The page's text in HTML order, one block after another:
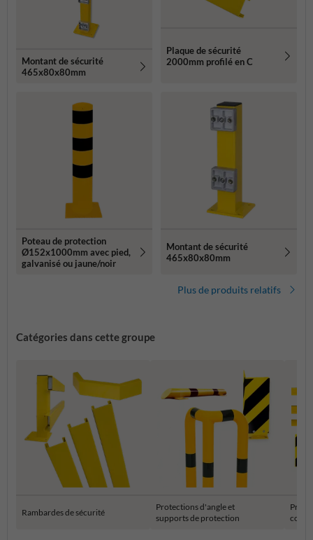
Montant de sécurité
465x80x80mm
Plaque de sécurité
2000mm profilé en C
Poteau de protection
Ø152x1000mm avec pied,
galvanisé ou jaune/noir
Montant de sécurité
465x80x80mm
Plus de produits relatifs
Catégories dans cette groupe
Rambardes de sécurité
Protections d'angle et
supports de protection